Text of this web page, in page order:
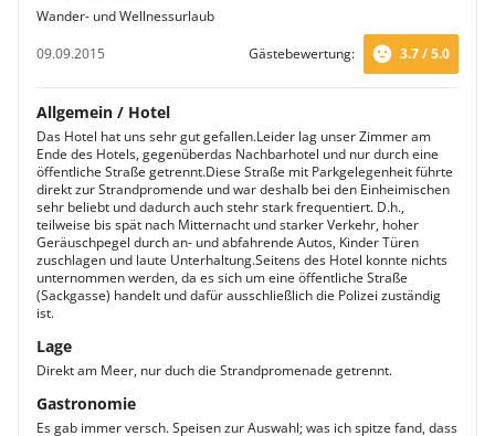
Wander- und Wellnessurlaub
09.09.2015
Gästebewertung: 3.7 / 5.0
Allgemein / Hotel
Das Hotel hat uns sehr gut gefallen.Leider lag unser Zimmer am
Ende des Hotels, gegenüberdas Nachbarhotel und nur durch eine
öffentliche Straße getrennt.Diese Straße mit Parkgelegenheit führte
direkt zur Strandpromende und war deshalb bei den Einheimischen
sehr beliebt und dadurch auch stehr stark frequentiert. D.h.,
teilweise bis spät nach Mitternacht und starker Verkehr, hoher
Geräuschpegel durch an- und abfahrende Autos, Kinder Türen
zuschlagen und laute Unterhaltung.Seitens des Hotel konnte nichts
unternommen werden, da es sich um eine öffentliche Straße
(Sackgasse) handelt und dafür ausschließlich die Polizei zuständig
ist.
Lage
Direkt am Meer, nur duch die Strandpromenade getrennt.
Gastronomie
Es gab immer versch. Speisen zur Auswahl; was ich spitze fand, dass